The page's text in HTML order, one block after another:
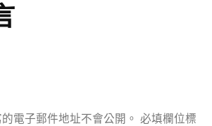
電子郵件地址不會公開。 必填欄位標